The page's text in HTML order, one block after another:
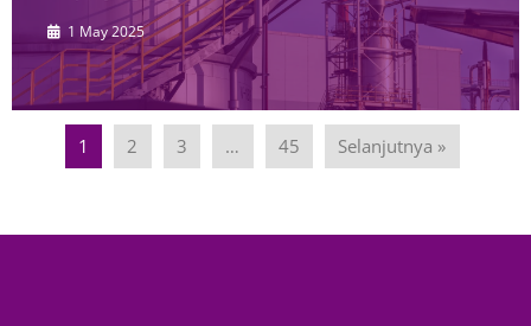
1 May 2025
1 2 3 … 45 Selanjutnya »